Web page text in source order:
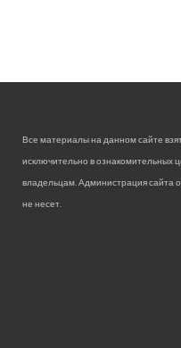
Все материалы на данном сайте
исключительно в ознакомительных
владельцам. Администрация сайта
не несет.